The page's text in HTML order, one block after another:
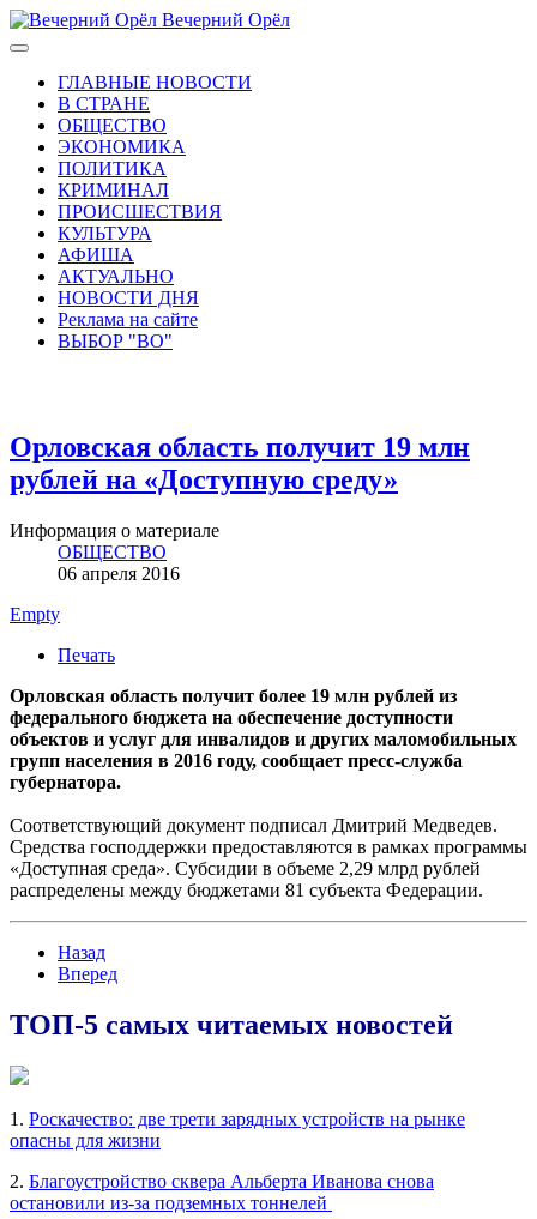
Вечерний Орёл
ГЛАВНЫЕ НОВОСТИ
В СТРАНЕ
ОБЩЕСТВО
ЭКОНОМИКА
ПОЛИТИКА
КРИМИНАЛ
ПРОИСШЕСТВИЯ
КУЛЬТУРА
АФИША
АКТУАЛЬНО
НОВОСТИ ДНЯ
Реклама на сайте
ВЫБОР "ВО"
Орловская область получит 19 млн
рублей на «Доступную среду»
Информация о материале
ОБЩЕСТВО
06 апреля 2016
Empty
Печать
Орловская область получит более 19 млн рублей из
федерального бюджета на обеспечение доступности
объектов и услуг для инвалидов и других маломобильных
групп населения в 2016 году, сообщает пресс-служба
губернатора.
Соответствующий документ подписал Дмитрий Медведев.
Средства господдержки предоставляются в рамках программы
«Доступная среда». Субсидии в объеме 2,29 млрд рублей
распределены между бюджетами 81 субъекта Федерации.
Назад
Вперед
ТОП-5 самых читаемых новостей
1. Роскачество: две трети зарядных устройств на рынке
опасны для жизни
2. Благоустройство сквера Альберта Иванова снова
остановили из-за подземных тоннелей